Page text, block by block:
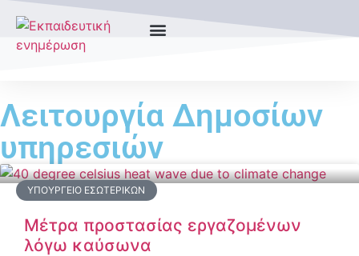
Λειτουργία Δημοσίων
υπηρεσιών
ΥΠΟΥΡΓΕΊΟ ΕΣΩΤΕΡΙΚΏΝ
Μέτρα προστασίας εργαζομένων
λόγω καύσωνα